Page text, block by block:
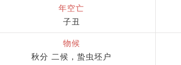
年空亡
子丑
物候
秋分 二候，蛰虫坯户